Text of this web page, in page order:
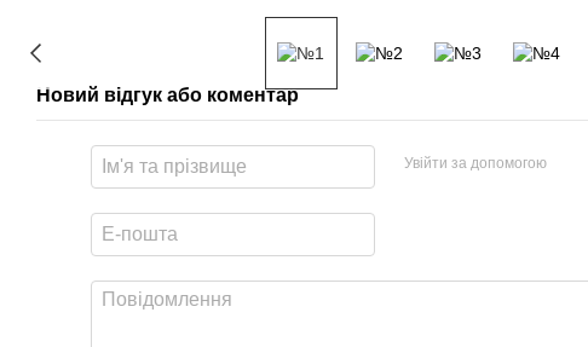
Новий відгук або коментар
Увійти за допомогою